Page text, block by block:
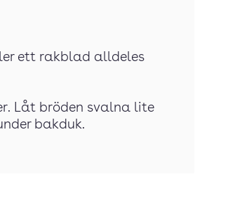
ett rakblad alldeles
Låt bröden svalna lite
bakduk.